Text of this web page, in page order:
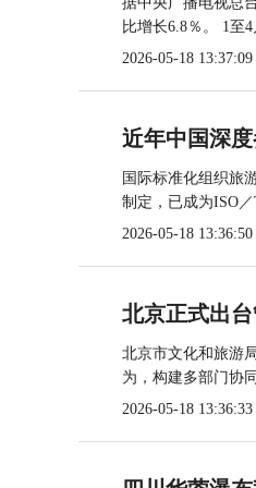
比增长6.8％。 1至
2026-05-18 13:37:09
近年中国深
国际标准化组织旅
制定，已成为ISO
2026-05-18 13:36:50
北京正式出
北京市文化和旅游
为，构建多部门协
2026-05-18 13:36:33